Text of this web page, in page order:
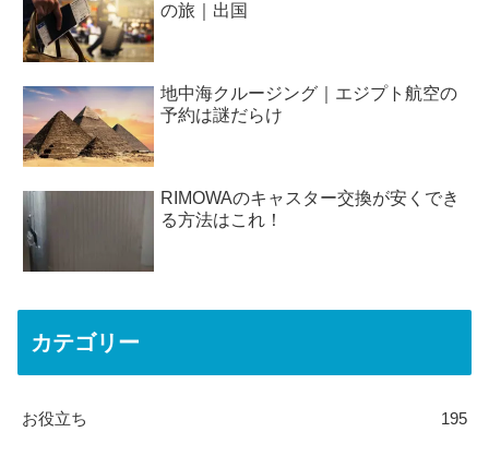
の旅｜出国
地中海クルージング｜エジプト航空の
予約は謎だらけ
RIMOWAのキャスター交換が安くでき
る方法はこれ！
カテゴリー
お役立ち 195